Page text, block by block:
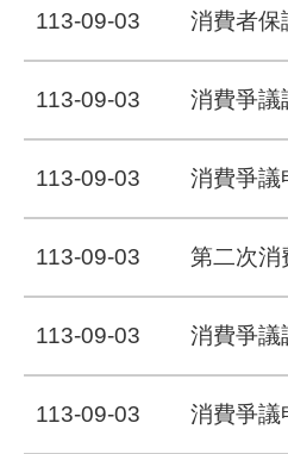
113-09-03 消費者保
113-09-03 消費爭議
113-09-03 消費爭議
113-09-03 第二次消
113-09-03 消費爭議
113-09-03 消費爭議